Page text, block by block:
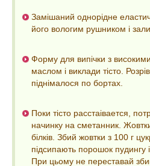
Замішаний однорідне
його вологим рушником і
Форму для випічки з
маслом і виклади тісто.
піднімалося по бортах.
Поки тісто расстаівается,
начинку на сметанник.
білків. Збий жовтки з 100 г
підсипають порошок пудингу
При цьому не переставай